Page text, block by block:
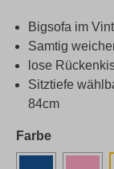
Bigsofa im
Samtig
lose
Sitztiefe
84cm
Farbe